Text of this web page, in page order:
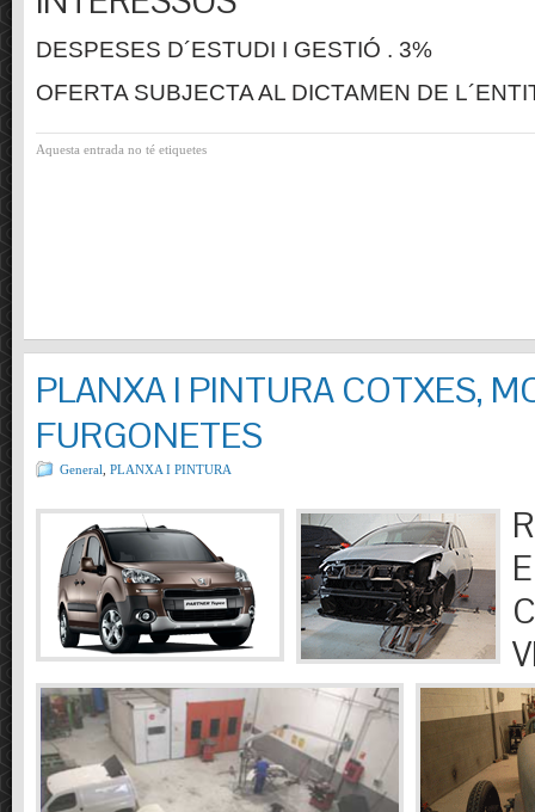
DESPESES D´ESTUDI I GESTIÓ . 3%
OFERTA SUBJECTA AL DICTAMEN DE
Aquesta entrada no té etiquetes
PLANXA I PINTURA COTXES,
FURGONETES
General PLANXA I PINTURA